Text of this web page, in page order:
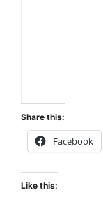
Share this:
Facebook
Like this: